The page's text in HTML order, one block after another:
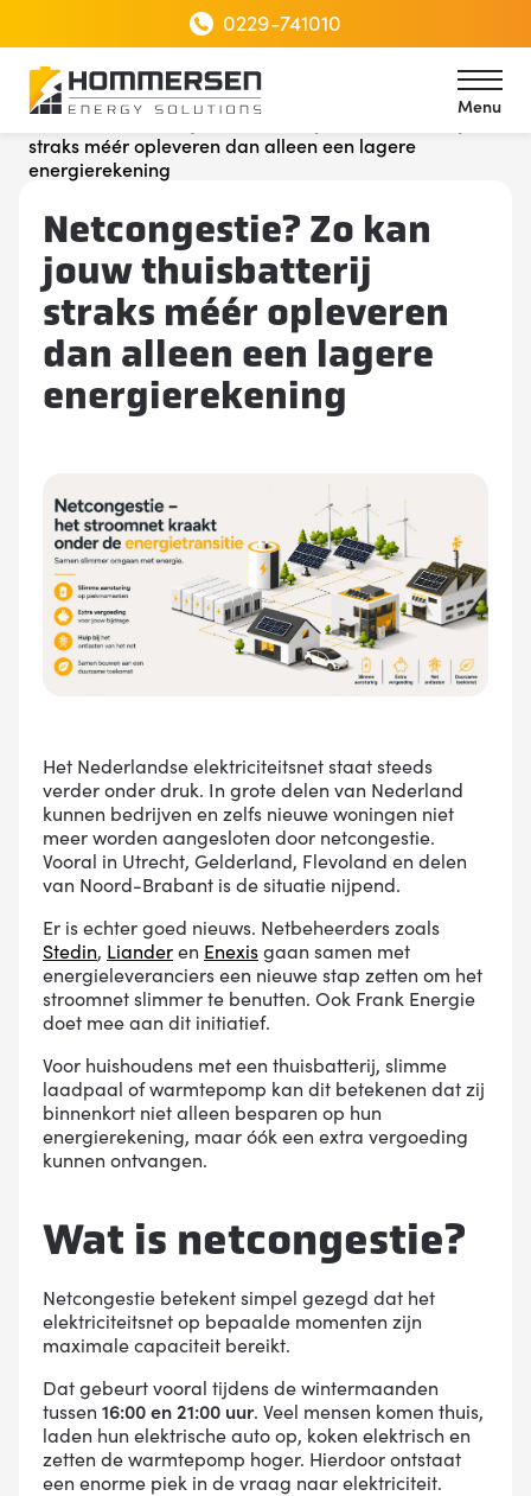
0229-741010
Menu
Home
Netcongestie? Zo kan jouw thuisbatterij
straks méér opleveren dan alleen een lagere
energierekening
Netcongestie? Zo kan
jouw thuisbatterij
straks méér opleveren
dan alleen een lagere
energierekening
Het Nederlandse elektriciteitsnet staat steeds
verder onder druk. In grote delen van Nederland
kunnen bedrijven en zelfs nieuwe woningen niet
meer worden aangesloten door netcongestie.
Vooral in Utrecht, Gelderland, Flevoland en delen
van Noord-Brabant is de situatie nijpend.
Er is echter goed nieuws. Netbeheerders zoals
Stedin, Lianderen Enexisgaan samen met
energieleveranciers een nieuwe stap zetten om het
stroomnet slimmer te benutten. Ook Frank Energie
doet mee aan dit initiatief.
Voor huishoudens met een thuisbatterij, slimme
laadpaal of warmtepomp kan dit betekenen dat zij
binnenkort niet alleen besparen op hun
energierekening, maar óók een extra vergoeding
kunnen ontvangen.
Wat is netcongestie?
Netcongestie betekent simpel gezegd dat het
elektriciteitsnet op bepaalde momenten zijn
maximale capaciteit bereikt.
Dat gebeurt vooral tijdens de wintermaanden
tussen 16:00 en 21:00 uur. Veel mensen komen thuis,
laden hun elektrische auto op, koken elektrisch en
zetten de warmtepomp hoger. Hierdoor ontstaat
een enorme piek in de vraag naar elektriciteit.